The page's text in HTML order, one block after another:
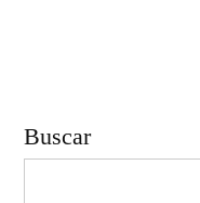
Buscar